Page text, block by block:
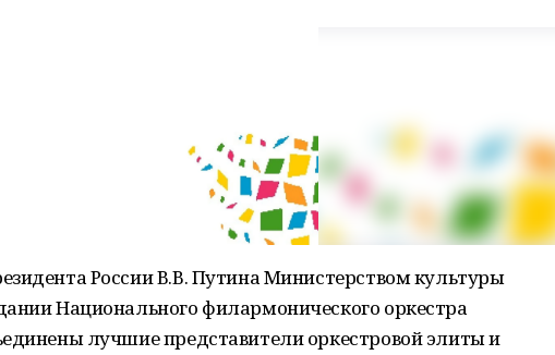
России В.В. Путина Министерством культуры
Национального филармонического оркестра
лучшие представители оркестровой элиты и